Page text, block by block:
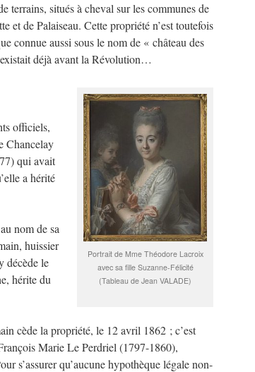
terrains, situés à cheval sur les communes de
et de Palaiseau. Cette propriété n’est toutefois
connue aussi sous le nom de « château des
déjà avant la Révolution…
Portrait de Mme Théodore Lacroix
avec sa fille Suzanne-Félicité
(Tableau de Jean VALADE)
officiels,
Chancelay
qui avait
a hérité
nom de sa
huissier
décède le
hérite du
cède la propriété, le 12 avril 1862 ; c’est
Marie Le Perdriel (1797-1860),
s’assurer qu’aucune hypothèque légale non-